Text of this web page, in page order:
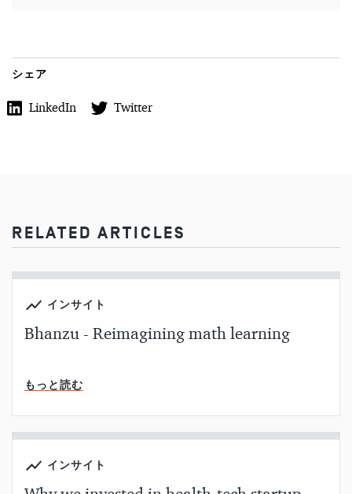
シェア
LinkedIn Twitter
RELATED ARTICLES
インサイト
Bhanzu - Reimagining math learning
もっと読む
インサイト